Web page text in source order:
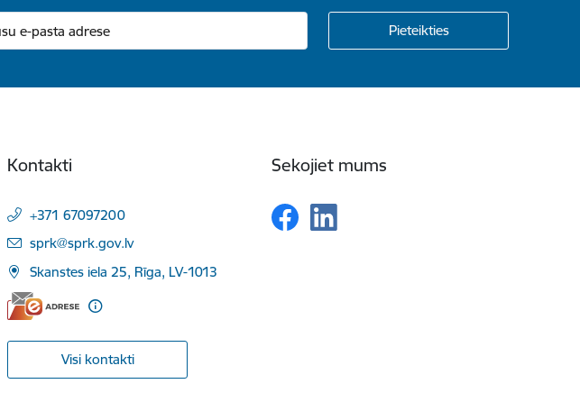
Kontakti
+371 67097200
E-pasts:
sprk@sprk.gov.lv
Skanstes iela 25, Rīga, LV-1013
Visi kontakti
Sekojiet mums